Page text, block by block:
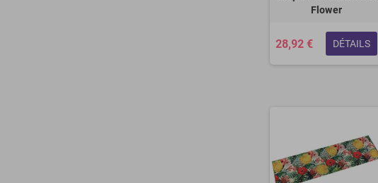
Flower
28,92 € DÉTAILS